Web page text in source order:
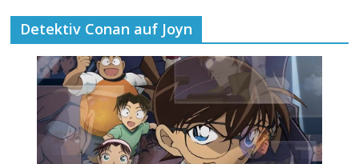
Detektiv Conan auf Joyn